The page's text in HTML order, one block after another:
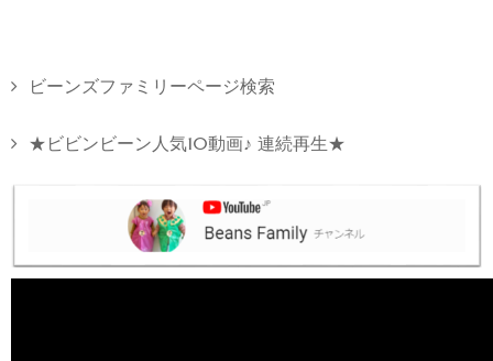
ビーンズファミリーページ検索
★ビビンビーン人気10動画♪ 連続再生★